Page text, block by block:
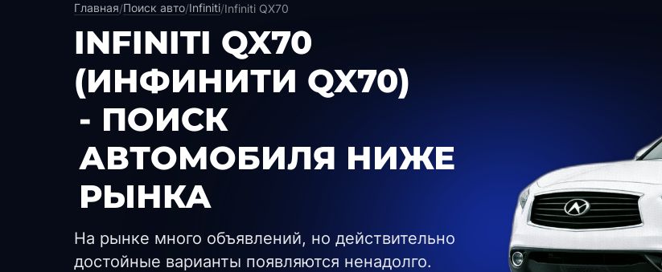
Главная/Поиск авто/Infiniti/Infiniti QX70
INFINITI QX70
(ИНФИНИТИ QX70)
- ПОИСК
АВТОМОБИЛЯ НИЖЕ
РЫНКА
На рынке много объявлений, но действительно
достойные варианты появляются ненадолго.